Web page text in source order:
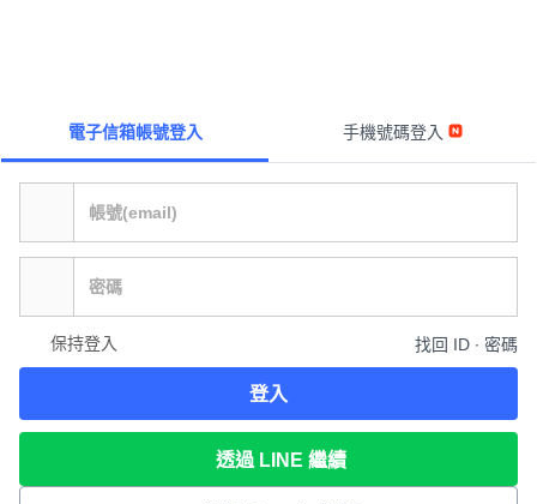
電子信箱帳號登入 手機號碼登入
保持登入 找回 ID ∙ 密碼
登入
透過 LINE 繼續